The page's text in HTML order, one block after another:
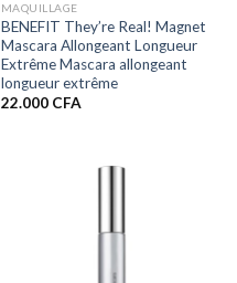
MAQUILLAGE
BENEFIT They’re Real! Magnet
Mascara Allongeant Longueur
Extrême Mascara allongeant
longueur extrême
22.000 CFA